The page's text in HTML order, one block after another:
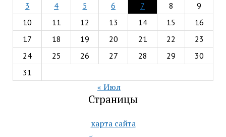
3
4 5 6 7 8
9
10
11 12 13 14 15
16
17
18 19 20 21 22
23
24
25 26 27 28 29
30
31
« Июл
Страницы
карта сайта